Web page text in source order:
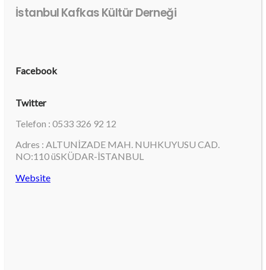
İstanbul Kafkas Kültür Derneği
Facebook
Twitter
Telefon : 0533 326 92 12
Adres : ALTUNİZADE MAH. NUHKUYUSU CAD.
NO:110 üSKÜDAR-İSTANBUL
Website